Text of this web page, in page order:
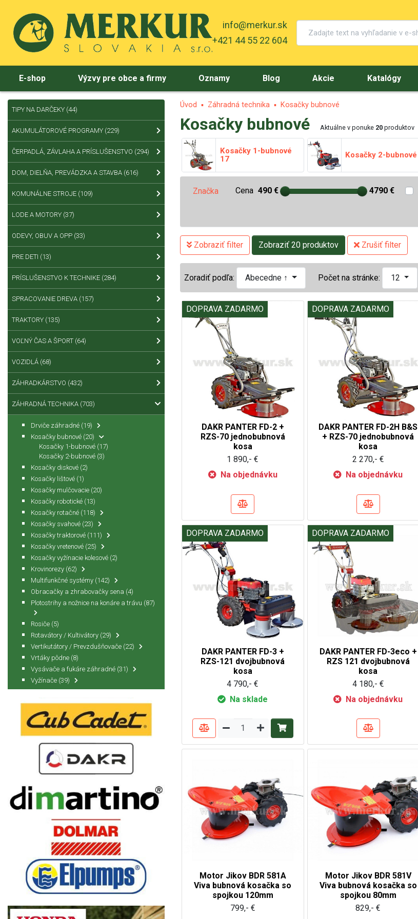
info@merkur.sk
+421 44 55 22 604
E-shop Výzvy pre obce a firmy Oznamy Blog Akcie Katalógy
Úvod Záhradná technika Kosačky bubnové
Kosačky bubnové Aktuálne v ponuke 20 produktov
Kosačky 1-bubnové
17
Kosačky 2-bubnové
Značka Cena 490 € 4790 €
Zobraziť filter Zobraziť 20 produktov Zrušiť filter
Zoradiť podľa: Abecedne ↑ Počet na stránke: 12
DOPRAVA ZADARMO
DAKR PANTER FD-2 +
RZS-70 jednobubnová
kosa
1 890,- €
Na objednávku
DOPRAVA ZADARMO
DAKR PANTER FD-2H B&S
+ RZS-70 jednobubnová
kosa
2 270,- €
Na objednávku
DOPRAVA ZADARMO
DAKR PANTER FD-3 +
RZS-121 dvojbubnová
kosa
4 790,- €
Na sklade
DOPRAVA ZADARMO
DAKR PANTER FD-3eco +
RZS 121 dvojbubnová
kosa
4 180,- €
Na objednávku
Motor Jikov BDR 581A
Viva bubnová kosačka so
spojkou 120mm
799,- €
Motor Jikov BDR 581V
Viva bubnová kosačka so
spojkou 80mm
829,- €
TIPY NA DARČEKY (44)
AKUMULÁTOROVÉ PROGRAMY (229)
ČERPADLÁ, ZÁVLAHA A PRÍSLUŠENSTVO (294)
DOM, DIELŇA, PREVÁDZKA A STAVBA (616)
KOMUNÁLNE STROJE (109)
LODE A MOTORY (37)
ODEVY, OBUV A OPP (33)
PRE DETI (13)
PRÍSLUŠENSTVO K TECHNIKE (284)
SPRACOVANIE DREVA (157)
TRAKTORY (135)
VOĽNÝ ČAS A ŠPORT (64)
VOZIDLÁ (68)
ZÁHRADKÁRSTVO (432)
ZÁHRADNÁ TECHNIKA (703)
Drviče záhradné (19)
Kosačky bubnové (20)
Kosačky 1-bubnové (17)
Kosačky 2-bubnové (3)
Kosačky diskové (2)
Kosačky lištové (1)
Kosačky mulčovacie (20)
Kosačky robotické (13)
Kosačky rotačné (118)
Kosačky svahové (23)
Kosačky traktorové (111)
Kosačky vretenové (25)
Kosačky vyžínacie kolesové (2)
Krovinorezy (62)
Multifunkčné systémy (142)
Obracačky a zhrabovačky sena (4)
Plotostrihy a nožnice na konáre a trávu (87)
Rosiče (5)
Rotavátory / Kultivátory (29)
Vertikutátory / Prevzdušňovače (22)
Vrtáky pôdne (8)
Vysávače a fukáre záhradné (31)
Vyžínače (39)